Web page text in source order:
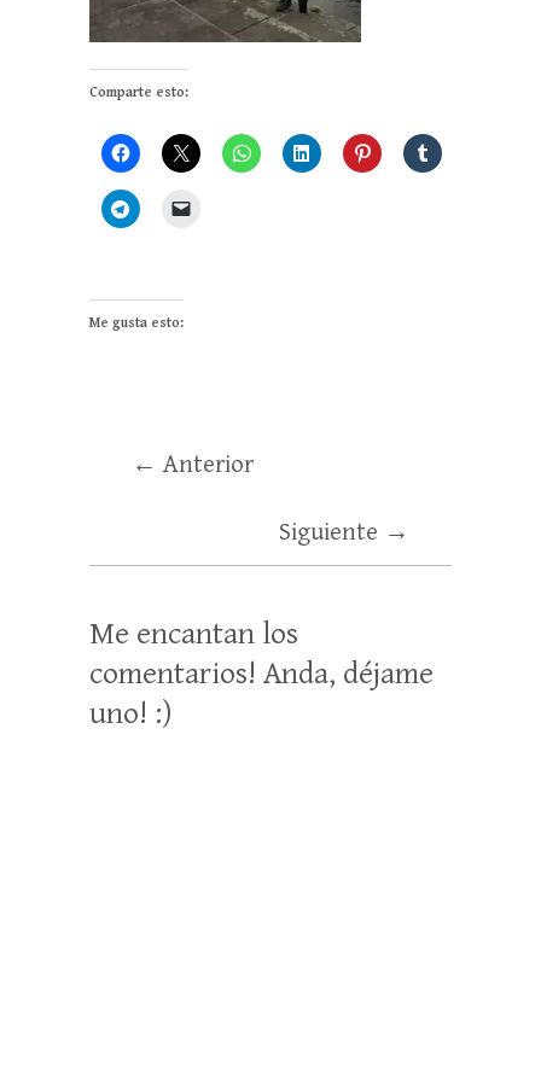
Comparte esto:
Me gusta esto:
← Anterior
Siguiente →
Me encantan los
comentarios! Anda, déjame
uno! :)